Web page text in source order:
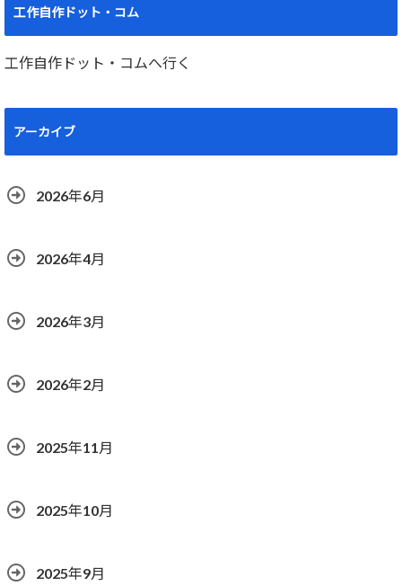
工作自作ドット・コム
工作自作ドット・コムへ行く
アーカイブ
2026年6月
2026年4月
2026年3月
2026年2月
2025年11月
2025年10月
2025年9月